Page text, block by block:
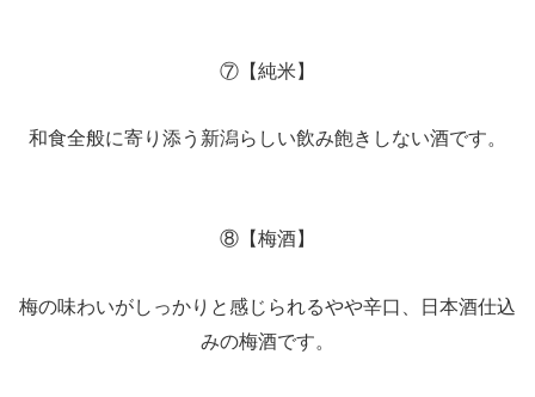
⑦【純米】
和食全般に寄り添う新潟らしい飲み飽きしない酒です。
⑧【梅酒】
梅の味わいがしっかりと感じられるやや辛口、日本酒仕込
みの梅酒です。